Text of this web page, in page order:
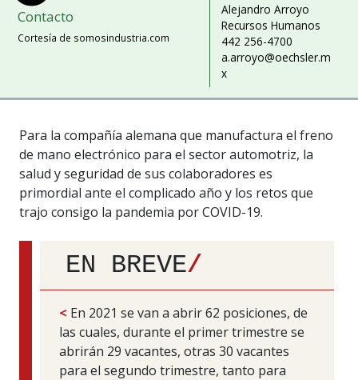
Contacto
Cortesía de somosindustria.com
Alejandro Arroyo
Recursos Humanos
442 256-4700
a.arroyo@oechsler.m
x
Para la compañía alemana que manufactura el freno
de mano electrónico para el sector automotriz, la
salud y seguridad de sus colaboradores es
primordial ante el complicado año y los retos que
trajo consigo la pandemia por COVID-19.
EN BREVE/
< En 2021 se van a abrir 62 posiciones, de
las cuales, durante el primer trimestre se
abrirán 29 vacantes, otras 30 vacantes
para el segundo trimestre, tanto para